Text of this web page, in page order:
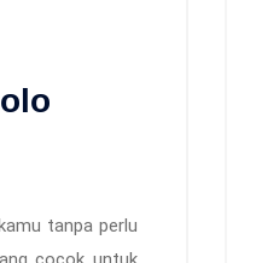
tanpa perlu